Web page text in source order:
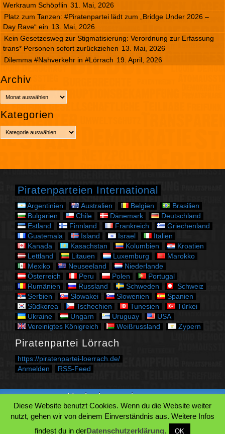
Werkraum Schöpflin 31. Mai, 2026
Platz zum Tanzen: #Piratenpartei lädt zum „Bridge Under 2026 –
Day Rave“ ein 13. Mai, 2026
Kein Gesetzesweg zur Stigmatisierung: Verordnung zur Erfassung
trans* Personen sofort zurückziehen 13. Mai, 2026
Dilemma #Nahverkehr in #Lörrach 19. April, 2026
Archiv
r
c
Kategorien
a
g
Piratenparteien International
Argentinien Australien Belgien
Brasilien
Bulgarien
Chile Dänemark
Deutschland
Estland
Finnland Frankreich
Griechenland
Guatemala
Island Israel
Italien
Kanada
Kasachstan Kolumbien
Kroatien
Lettland
Litauen Luxemburg
Marokko
Mexiko
Neuseeland
Niederlande
Österreich
Peru Polen
Portugal
Rumänien
Russland Schweden
Schweiz
Serbien
Slowakei Slowenien
Spanien
Südkorea
Tschechien Tunesien
Türkei
Ukraine
Ungarn Uruguay
USA
Vereinigtes Königreich
Weißrussland Zypern
Piratenpartei Lörrach
https://piratenpartei-loerrach.de/
Anmelden RSS-Feed
Nach oben springen.
Zum Beginn des Inhaltes springen.
Zur Suche springen.
Diese Website benutzt Cookies. Wenn du die Website weiter
nutzt, gehen wir von deinem Einverständnis aus. Weitere Infos
findest du in derDatenschutzerklärung. OK